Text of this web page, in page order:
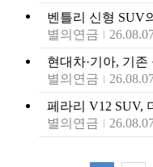
벤틀리 신형 SUV
별의연금
별의연금
별의연금